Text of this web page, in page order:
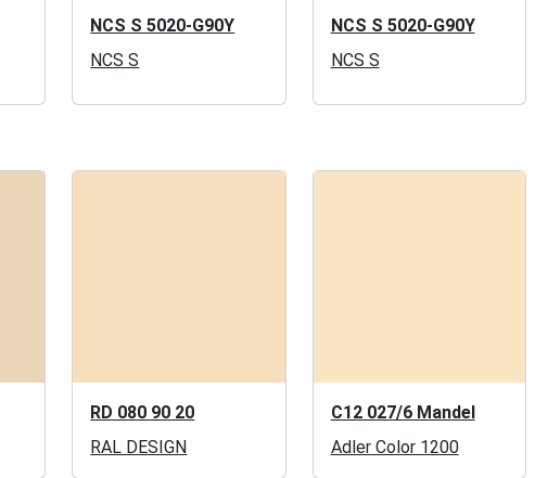
NCS S 5020-G90Y
NCS S
NCS S 5020-G90Y
NCS S
RD 080 90 20
RAL DESIGN
C12 027/6 Mandel
Adler Color 1200